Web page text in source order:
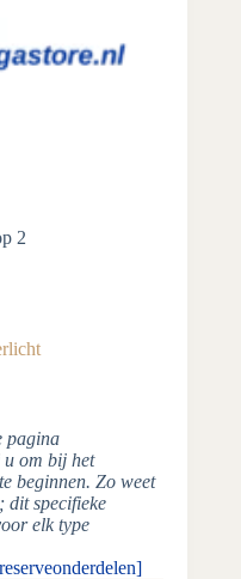
2
pagina
u om bij het
beginnen. Zo weet
dit specifieke
elk type